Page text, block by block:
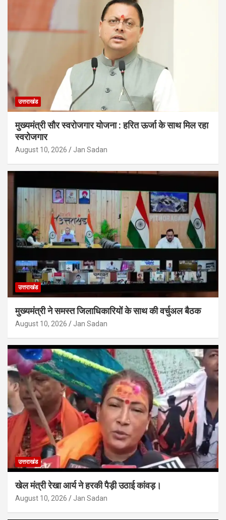
उत्तराखंड
मुख्यमंत्री सौर स्वरोजगार योजना : हरित ऊर्जा के साथ मिल रहा
स्वरोजगार
August 10, 2026 Jan Sadan
उत्तराखंड
मुख्यमंत्री ने समस्त जिलाधिकारियों के साथ की वर्चुअल बैठक
August 10, 2026 Jan Sadan
उत्तराखंड
खेल मंत्री रेखा आर्य ने हरकी पैड़ी उठाई कांवड़।
August 10, 2026 Jan Sadan